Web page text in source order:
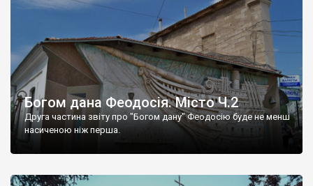
Богом дана Феодосія. Місто Ч.2
Друга частина звіту про "Богом дану" Феодосію буде не менш
насиченою ніж перша.